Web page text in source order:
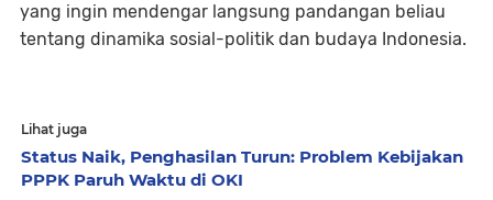
yang ingin mendengar langsung pandangan beliau
tentang dinamika sosial-politik dan budaya Indonesia.
Lihat juga
Status Naik, Penghasilan Turun: Problem Kebijakan
PPPK Paruh Waktu di OKI